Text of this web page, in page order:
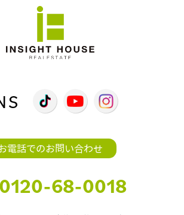
電話でのお問い合わせ
0120-68-0018